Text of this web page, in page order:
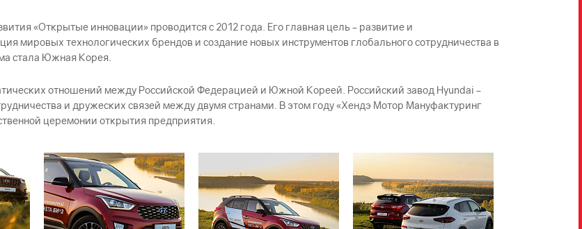
«Открытые инновации» проводится с 2012 года. Его главная цель – развитие и
мировых технологических брендов и создание новых инструментов глобального сотрудничества в
стала Южная Корея.
отношений между Российской Федерацией и Южной Кореей. Российский завод Hyundai –
и дружеских связей между двумя странами. В этом году «Хендэ Мотор Мануфактуринг
церемонии открытия предприятия.